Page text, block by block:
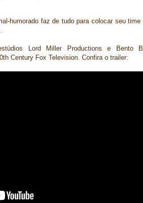
humorado faz de tudo para colocar seu time
Lord Miller Productions e Bento
Century Fox Television. Confira o trailer: